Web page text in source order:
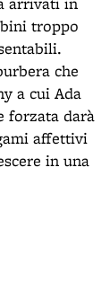
troppo
che
a cui Ada
forzata darà
affettivi
in una